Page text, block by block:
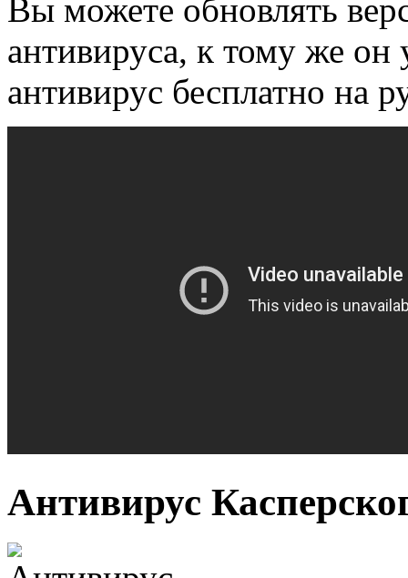
Вы можете обновлять
антивируса, к тому же он
антивирус бесплатно на
Антивирус